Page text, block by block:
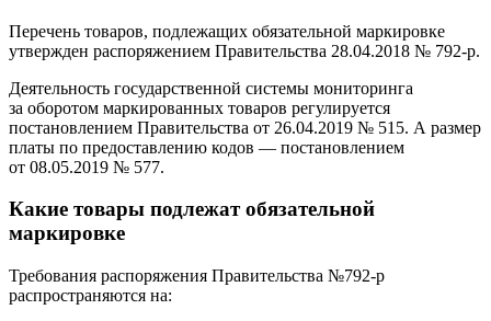
Перечень товаров, подлежащих обязательной маркировке
утвержден распоряжением Правительства 28.04.2018 № 792-р.
Деятельность государственной системы мониторинга
за оборотом маркированных товаров регулируется
постановлением Правительства от 26.04.2019 № 515. А размер
платы по предоставлению кодов — постановлением
от 08.05.2019 № 577.
Какие товары подлежат обязательной
маркировке
Требования распоряжения Правительства №792-р
распространяются на: